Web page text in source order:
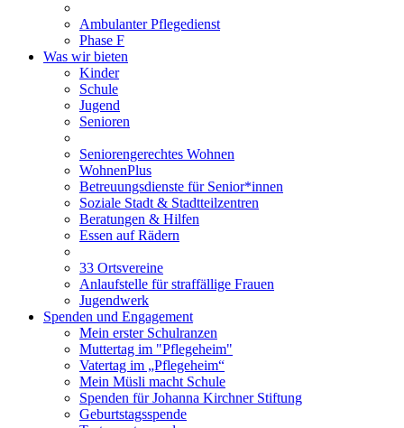
Ambulanter Pflegedienst
Phase F
Was wir bieten
Kinder
Schule
Jugend
Senioren
Seniorengerechtes Wohnen
WohnenPlus
Betreuungsdienste für Senior*innen
Soziale Stadt & Stadtteilzentren
Beratungen & Hilfen
Essen auf Rädern
33 Ortsvereine
Anlaufstelle für straffällige Frauen
Jugendwerk
Spenden und Engagement
Mein erster Schulranzen
Muttertag im "Pflegeheim"
Vatertag im „Pflegeheim“
Mein Müsli macht Schule
Spenden für Johanna Kirchner Stiftung
Geburtstagsspende